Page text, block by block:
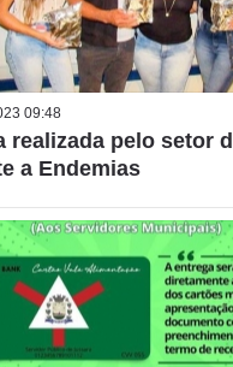
09:48
realizada pelo setor
a Endemias